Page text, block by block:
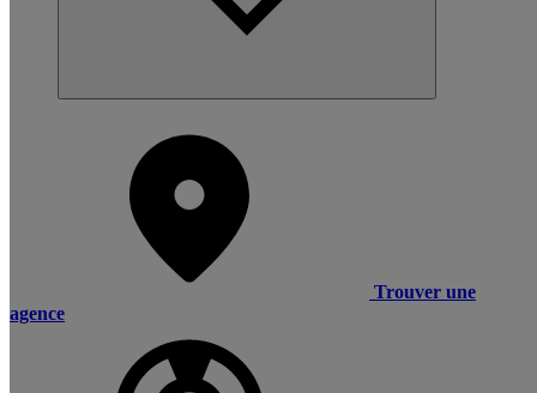
Trouver une
agence